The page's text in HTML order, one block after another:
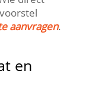
aanvragen.
en